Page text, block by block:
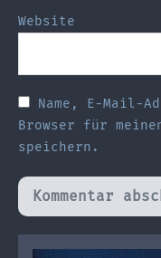
Website
Name, E-Mail-
Browser für
speichern.